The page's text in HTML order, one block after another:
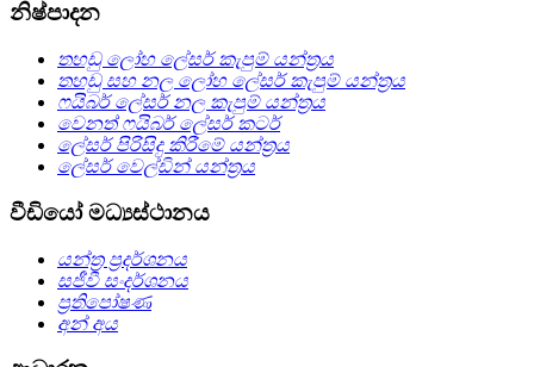
නිෂ්පාදන
තහඩු ලෝහ ලේසර් කැපුම් යන්ත්‍රය
තහඩු සහ නල ලෝහ ලේසර් කැපුම් යන්ත්‍රය
ෆයිබර් ලේසර් නල කැපුම් යන්ත්‍රය
වෙනත් ෆයිබර් ලේසර් කටර්
ලේසර් පිරිසිදු කිරීමේ යන්ත්‍රය
ලේසර් වෙල්ඩින් යන්ත්‍රය
වීඩියෝ මධ්‍යස්ථානය
යන්ත්‍ර ප්‍රදර්ශනය
සජීවී සංදර්ශනය
ප්‍රතිපෝෂණ
අන් අය